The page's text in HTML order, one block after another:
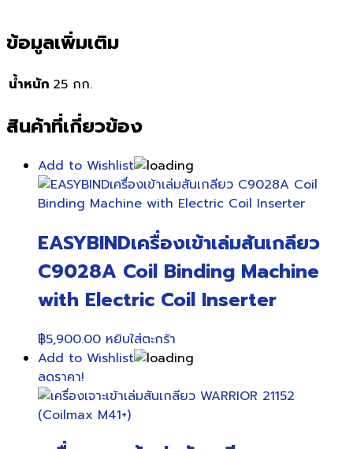
ข้อมูลเพิ่มเติม
น้ำหนัก 25 กก.
สินค้าที่เกี่ยวข้อง
Add to Wishlist
EASYBINDเครื่องเข้าเล่มสันเกลียว
C9028A Coil Binding Machine
with Electric Coil Inserter
฿5,900.00 หยิบใส่ตะกร้า
Add to Wishlist
ลดราคา!